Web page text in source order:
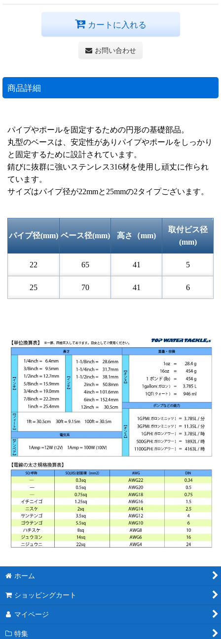
カートに入れる
お問い合わせ
商品詳細
パイプやポールを固定するための円形の基礎部品。
丸型のベースは、安定性がありパイプやポールをしっかり
と固定するために設計されています。
錆びに抜群に強いステンレス316材を使用し頑丈に作られ
ています。
サイズはパイプ径が22mmと25mmの2タイプございます。
パイプ径(mm) ベース径(mm) 高さ（mm)
取付ビス径
(mm)
22 65 41 5
25 70 41 6
ホーム
ショッピングカート
マイページ
特集